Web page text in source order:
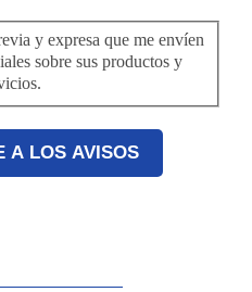
y expresa que me envíen
sobre sus productos y